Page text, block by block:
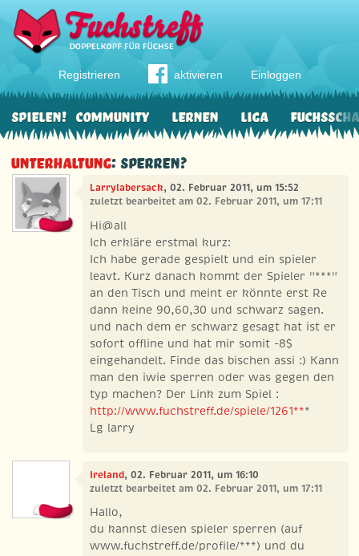
Registrieren aktivieren Einloggen
Community Lernen Liga
Spielen!
Unterhaltung: Sperren?
Larrylabersack, 02. Februar 2011, um 15:52
zuletzt bearbeitet am 02. Februar 2011, um 17:11
Hi@all
Ich erkläre erstmal kurz:
Ich habe gerade gespielt und ein spieler
leavt. Kurz danach kommt der Spieler "***"
an den Tisch und meint er könnte erst Re
dann keine 90,60,30 und schwarz sagen.
und nach dem er schwarz gesagt hat ist er
sofort offline und hat mir somit -8$
eingehandelt. Finde das bischen assi :) Kann
man den iwie sperren oder was gegen den
typ machen? Der Link zum Spiel :
http://www.fuchstreff.de/spiele/1261***
Lg larry
Ireland, 02. Februar 2011, um 16:10
zuletzt bearbeitet am 02. Februar 2011, um 17:11
Hallo,
du kannst diesen spieler sperren (auf
www.fuchstreff.de/profile/***) und du